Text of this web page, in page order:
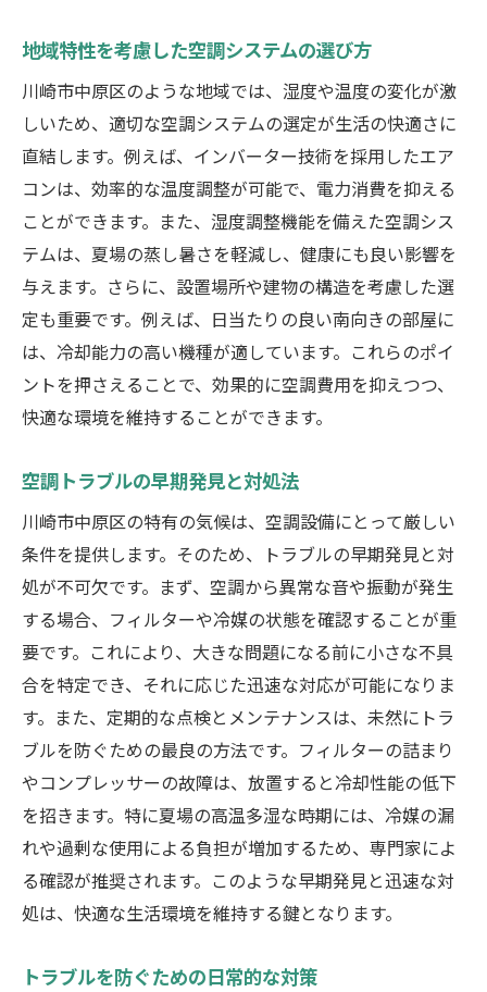
地域特性を考慮した空調システムの選び方
川崎市中原区のような地域では、湿度や温度の変化が激
しいため、適切な空調システムの選定が生活の快適さに
直結します。例えば、インバーター技術を採用したエア
コンは、効率的な温度調整が可能で、電力消費を抑える
ことができます。また、湿度調整機能を備えた空調シス
テムは、夏場の蒸し暑さを軽減し、健康にも良い影響を
与えます。さらに、設置場所や建物の構造を考慮した選
定も重要です。例えば、日当たりの良い南向きの部屋に
は、冷却能力の高い機種が適しています。これらのポイ
ントを押さえることで、効果的に空調費用を抑えつつ、
快適な環境を維持することができます。
空調トラブルの早期発見と対処法
川崎市中原区の特有の気候は、空調設備にとって厳しい
条件を提供します。そのため、トラブルの早期発見と対
処が不可欠です。まず、空調から異常な音や振動が発生
する場合、フィルターや冷媒の状態を確認することが重
要です。これにより、大きな問題になる前に小さな不具
合を特定でき、それに応じた迅速な対応が可能になりま
す。また、定期的な点検とメンテナンスは、未然にトラ
ブルを防ぐための最良の方法です。フィルターの詰まり
やコンプレッサーの故障は、放置すると冷却性能の低下
を招きます。特に夏場の高温多湿な時期には、冷媒の漏
れや過剰な使用による負担が増加するため、専門家によ
る確認が推奨されます。このような早期発見と迅速な対
処は、快適な生活環境を維持する鍵となります。
トラブルを防ぐための日常的な対策